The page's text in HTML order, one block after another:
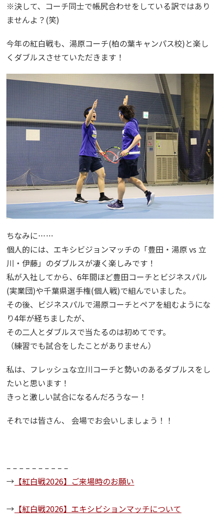
※決して、コーチ同士で帳尻合わせをしている訳ではあり
ませんよ？(笑)
今年の紅白戦も、湯原コーチ(柏の葉キャンパス校)と楽し
くダブルスさせていただきます！
ちなみに……
個人的には、エキシビジョンマッチの「豊田・湯原 vs 立
川・伊藤」のダブルスが凄く楽しみです！
私が入社してから、6年間ほど豊田コーチとビジネスパル
(実業団)や千葉県選手権(個人戦)で組んでいました。
その後、ビジネスパルで湯原コーチとペアを組むようにな
り4年が経ちましたが、
その二人とダブルスで当たるのは初めてです。
（練習でも試合をしたことがありません）
私は、フレッシュな立川コーチと勢いのあるダブルスをし
たいと思います！
きっと激しい試合になるんだろうなー！
それでは皆さん、 会場でお会いしましょう！！
– – – – – – – – – –
→ 【紅白戦2026】ご来場時のお願い
→ 【紅白戦2026】エキシビションマッチについて